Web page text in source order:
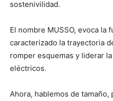
sostenivilidad.
El nombre MUSSO, evoca la
caracterizado la trayectoria
romper esquemas y liderar
eléctricos.
Ahora, hablemos de